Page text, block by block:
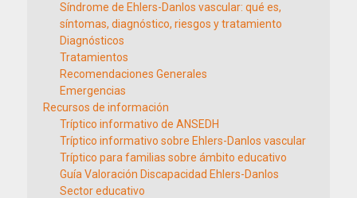
Síndrome de Ehlers-Danlos vascular: qué es,
síntomas, diagnóstico, riesgos y tratamiento
Diagnósticos
Tratamientos
Recomendaciones Generales
Emergencias
Recursos de información
Tríptico informativo de ANSEDH
Tríptico informativo sobre Ehlers-Danlos vascular
Tríptico para familias sobre ámbito educativo
Guía Valoración Discapacidad Ehlers-Danlos
Sector educativo